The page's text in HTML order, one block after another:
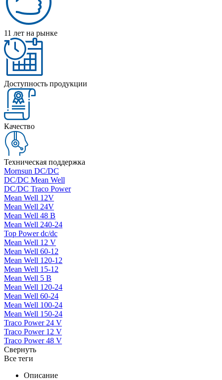
11 лет на рынке
Доступность продукции
Качество
Техническая поддержка
Mornsun DC/DC
DC/DC Mean Well
DC/DC Traco Power
Mean Well 12V
Mean Well 24V
Mean Well 48 В
Mean Well 240-24
Top Power dc/dc
Mean Well 12 V
Mean Well 60-12
Mean Well 120-12
Mean Well 15-12
Mean Well 5 В
Mean Well 120-24
Mean Well 60-24
Mean Well 100-24
Mean Well 150-24
Traco Power 24 V
Traco Power 12 V
Traco Power 48 V
Свернуть
Все теги
Описание